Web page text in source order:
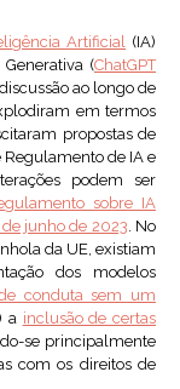
Artificial (IA)
(ChatGPT
ao longo de
em termos
propostas de
Regulamento de IA e
podem ser
sobre IA
junho de 2023. No
da UE, existiam
dos modelos
conduta sem um
a inclusão de certas
se principalmente
com os direitos de